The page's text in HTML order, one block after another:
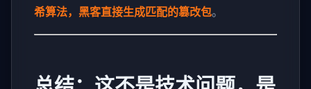
希算法，黑客直接生成匹配的篡改包。